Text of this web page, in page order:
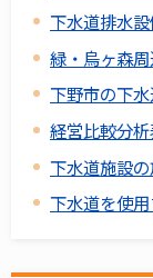
下水道排水
緑・烏ヶ森
下野市の下
経営比較分析
下水道施設
下水道を使